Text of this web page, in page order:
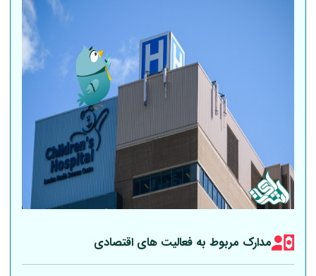
مدارک مربوط به فعالیت های اقتصادی